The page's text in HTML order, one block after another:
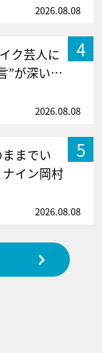
2026.08.08
4
ク芸人に
”が深い…
2026.08.08
5
までい
イン岡村
2026.08.08